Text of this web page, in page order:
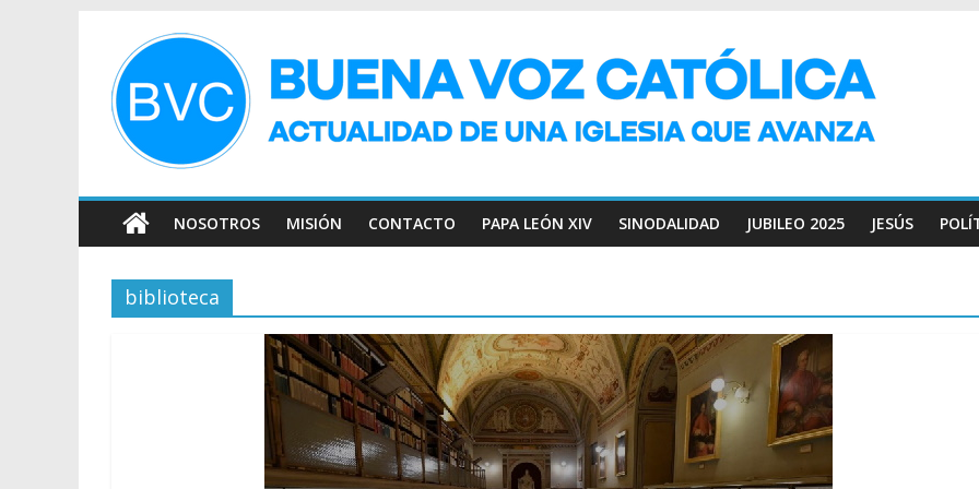
NOSOTROS MISIÓN CONTACTO PAPA LEÓN XIV SINODALIDAD JUBILEO 2025 JESÚS
biblioteca